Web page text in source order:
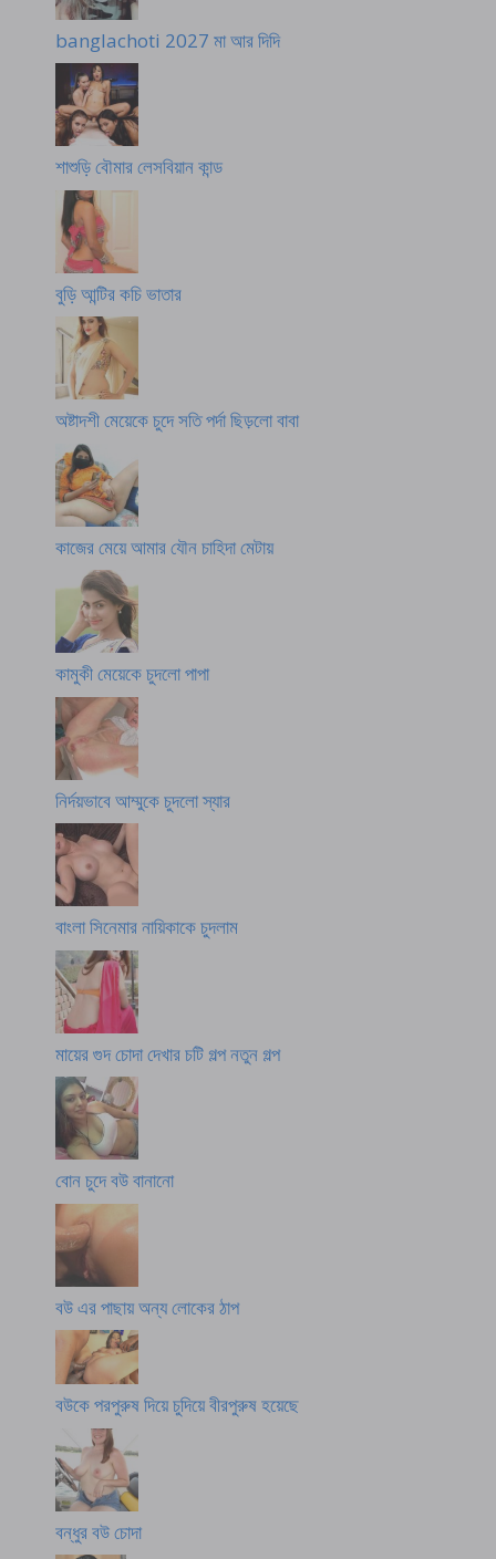
banglachoti 2027 মা আর দিদি
শাশুড়ি বৌমার লেসবিয়ান কান্ড
বুড়ি আন্টির কচি ভাতার
অষ্টাদশী মেয়েকে চুদে সতি পর্দা ছিড়লো বাবা
কাজের মেয়ে আমার যৌন চাহিদা মেটায়
কামুকী মেয়েকে চুদলো পাপা
নির্দয়ভাবে আম্মুকে চুদলো স্যার
বাংলা সিনেমার নায়িকাকে চুদলাম
মায়ের গুদ চোদা দেখার চটি গল্প নতুন গল্প
বোন চুদে বউ বানানো
বউ এর পাছায় অন্য লোকের ঠাপ
বউকে পরপুরুষ দিয়ে চুদিয়ে বীরপুরুষ হয়েছে
বন্ধুর বউ চোদা